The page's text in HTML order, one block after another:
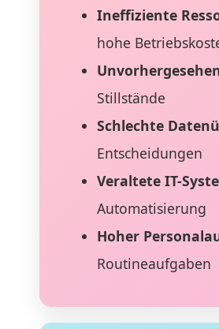
Ineffiziente
hohe
Stillstände
Schlechte
Entscheidungen
Veraltete IT-
Automatisierung
Hoher
Routineaufgaben